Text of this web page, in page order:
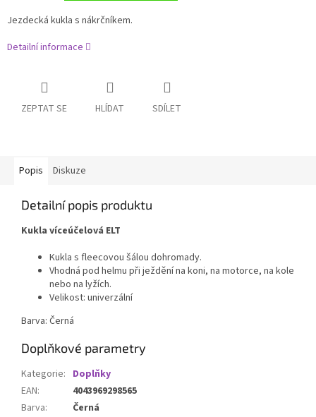
Jezdecká kukla s nákrčníkem.
Detailní informace
ZEPTAT SE HLÍDAT SDÍLET
Popis Diskuze
Detailní popis produktu
Kukla víceúčelová ELT
Kukla s fleecovou šálou dohromady.
Vhodná pod helmu při ježdění na koni, na motorce, na kole
nebo na lyžích.
Velikost: univerzální
Barva: Černá
Doplňkové parametry
Kategorie: Doplňky
EAN:
4043969298565
Barva:
Černá